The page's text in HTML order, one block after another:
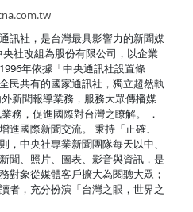
訊社，是台灣最具影響力的新聞媒
社改組為股份有限公司，以企業
年依據「中央通訊社設置條
民共有的國家通訊社，獨立超然執
新聞報導業務，服務大眾傳播媒
務，促進國際對台灣之瞭解。 ．
進國際新聞交流。 秉持「正確、
，中央社專業新聞團隊每天以中、
聞、照片、圖表、影音與資訊，是
對象從媒體客戶擴大為閱聽大眾；
者，充分扮演「台灣之眼，世界之